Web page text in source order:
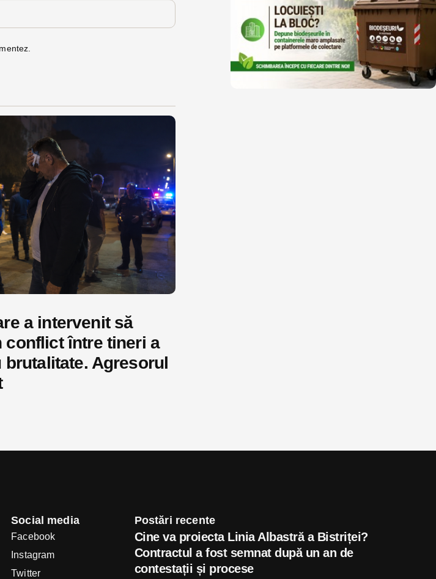
a intervenit să
conflict între tineri a
brutalitate. Agresorul
Social media
Facebook
Instagram
Twitter
Postări recente
Cine va proiecta Linia Albastră a Bistriței?
Contractul a fost semnat după un an de
contestații și procese